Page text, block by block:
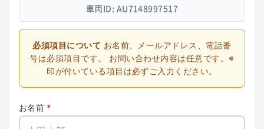
車両ID: AU7148997517
必須項目について お名前、メールアドレス、電話番
号は必須項目です。
お問い合わせ内容は任意です。※
印が付いている項目は必ずご入力ください。
お名前